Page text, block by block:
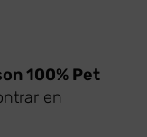
100% Pet
en